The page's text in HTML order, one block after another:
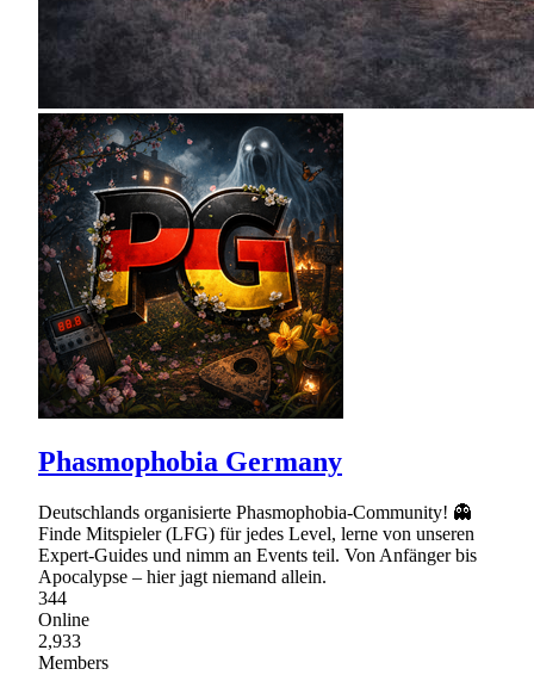
Phasmophobia Germany
Deutschlands organisierte Phasmophobia-Community! 👻
Finde Mitspieler (LFG) für jedes Level, lerne von unseren
Expert-Guides und nimm an Events teil. Von Anfänger bis
Apocalypse – hier jagt niemand allein.
344
Online
2,933
Members